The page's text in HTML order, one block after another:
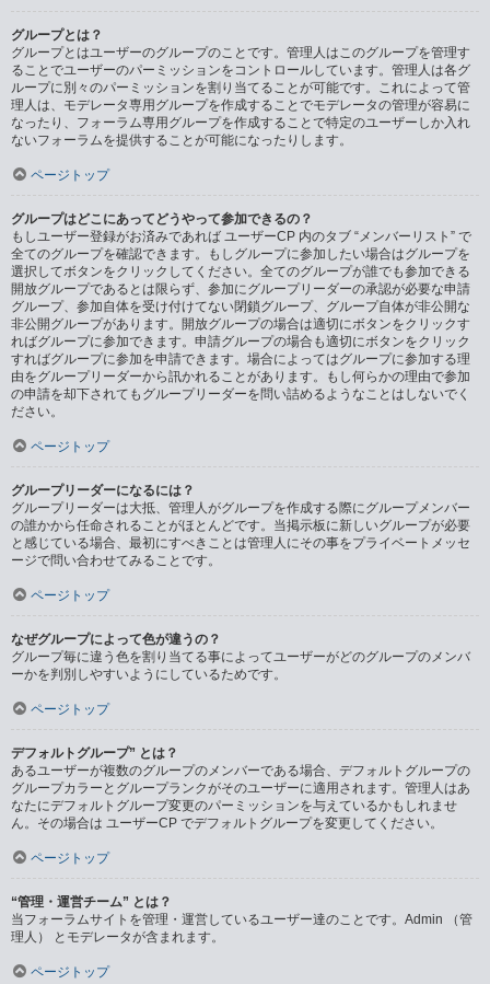
グループとは？
グループとはユーザーのグループのことです。管理人はこのグループを管理す
ることでユーザーのパーミッションをコントロールしています。管理人は各グ
ループに別々のパーミッションを割り当てることが可能です。これによって管
理人は、モデレータ専用グループを作成することでモデレータの管理が容易に
なったり、フォーラム専用グループを作成することで特定のユーザーしか入れ
ないフォーラムを提供することが可能になったりします。
ページトップ
グループはどこにあってどうやって参加できるの？
もしユーザー登録がお済みであれば ユーザーCP 内のタブ “メンバーリスト” で
全てのグループを確認できます。もしグループに参加したい場合はグループを
選択してボタンをクリックしてください。全てのグループが誰でも参加できる
開放グループであるとは限らず、参加にグループリーダーの承認が必要な申請
グループ、参加自体を受け付けてない閉鎖グループ、グループ自体が非公開な
非公開グループがあります。開放グループの場合は適切にボタンをクリックす
ればグループに参加できます。申請グループの場合も適切にボタンをクリック
すればグループに参加を申請できます。場合によってはグループに参加する理
由をグループリーダーから訊かれることがあります。もし何らかの理由で参加
の申請を却下されてもグループリーダーを問い詰めるようなことはしないでく
ださい。
ページトップ
グループリーダーになるには？
グループリーダーは大抵、管理人がグループを作成する際にグループメンバー
の誰かから任命されることがほとんどです。当掲示板に新しいグループが必要
と感じている場合、最初にすべきことは管理人にその事をプライベートメッセ
ージで問い合わせてみることです。
ページトップ
なぜグループによって色が違うの？
グループ毎に違う色を割り当てる事によってユーザーがどのグループのメンバ
ーかを判別しやすいようにしているためです。
ページトップ
デフォルトグループ” とは？
あるユーザーが複数のグループのメンバーである場合、デフォルトグループの
グループカラーとグループランクがそのユーザーに適用されます。管理人はあ
なたにデフォルトグループ変更のパーミッションを与えているかもしれませ
ん。その場合は ユーザーCP でデフォルトグループを変更してください。
ページトップ
“管理・運営チーム” とは？
当フォーラムサイトを管理・運営しているユーザー達のことです。Admin （管
理人） とモデレータが含まれます。
ページトップ